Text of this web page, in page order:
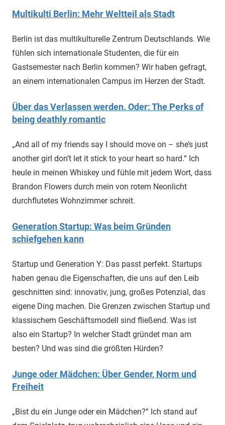
Multikulti Berlin: Mehr Weltteil als Stadt
Berlin ist das multikulturelle Zentrum Deutschlands. Wie
fühlen sich internationale Studenten, die für ein
Gastsemester nach Berlin kommen? Wir haben gefragt,
an einem internationalen Campus im Herzen der Stadt.
Über das Verlassen werden. Oder: The Perks of
being deathly romantic
„And all of my friends say I should move on – she’s just
another girl don’t let it stick to your heart so hard.“ Ich
heule in meinen Whiskey und fühle mit jedem Wort, dass
Brandon Flowers durch mein von rotem Neonlicht
durchflutetes Wohnzimmer schreit.
Generation Startup: Was beim Gründen
schiefgehen kann
Startup und Generation Y: Das passt perfekt. Startups
haben genau die Eigenschaften, die uns auf den Leib
geschnitten sind: innovativ, jung, großes Potenzial, das
eigene Ding machen. Die Grenzen zwischen Startup und
klassischem Geschäftsmodell sind fließend. Was ist
also ein Startup? In welcher Stadt gründet man am
besten? Und was sind die größten Hürden?
Junge oder Mädchen: Über Gender, Norm und
Freiheit
„Bist du ein Junge oder ein Mädchen?“ Ich stand auf